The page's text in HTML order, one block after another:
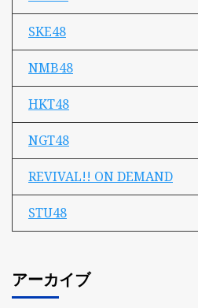
SKE48
NMB48
HKT48
NGT48
REVIVAL!! ON DEMAND
STU48
アーカイブ